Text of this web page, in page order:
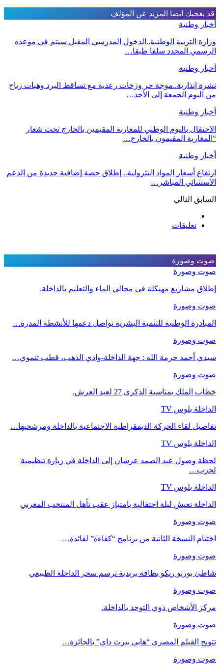
قد يعجبك ايضا المزيد عن المؤلف
أخبار وطنية
وزارة التربية الوطنية..الدخول المدرسي المقبل سیتم في موعده
الرسمي المحدد سلفا طبقا…
أخبار وطنية
نشرة إنذارية..موجة حر وزخات رعدية مع تساقط البرد وهبات رياح
من اليوم الجمعة إلى الأحد…
أخبار وطنية
الاحتفال باليوم الوطني للمغاربة المقيمين بالخارج تحت شعار
“المغاربة المقيمون بالخارج…
أخبار وطنية
ارتفاع أسعار المواد البترولية.. إطلاق حصة إضافية جديدة من الدعم
الاستثنائي المباشر…
السابق التالي
تعليقات
صوت وصورة
صوت وصورة
إطلاق مشاريع مهيكلة في مجالي الماء والتعليم بالداخلة.
صوت وصورة
المبادرة الوطنية للتنمية البشرية تواصل دعمها للأنشطة المدرة…
صوت وصورة
سيدي أحمد حرمة الله : جهة الداخلة-وادي الذهب، قطب تنموي…
صوت وصورة
خطاب الملك بمناسبة الذكرى 27 لعيد العرش.
الداخلة بلوس TV
تفاصيل لقاء الحركة الديمقراطية الاجتماعية بالداخلة ومرشحيها…
الداخلة بلوس TV
لحظة وصول عبد الصمد عرشان إلى الداخلة في زيارة تنظيمية
لحزب…
الداخلة بلوس TV
الداخلة تعيش ليلة احتفالية بامتياز عقب تأهل المنتخب المغربي
صوت وصورة
اختتام النسخة الثانية من برنامج “كفاءة” لفائدة…
صوت وصورة
شاطئ بورتو ريكو بطاقة بريدية ترسم سحر الداخلة الطبيعي
صوت وصورة
مركز الأشخاص ذوي التوحد بالداخلة.
صوت وصورة
تتويج الفيلم المصري “هابي بيرث داي” بالجائزة…
صوت وصورة